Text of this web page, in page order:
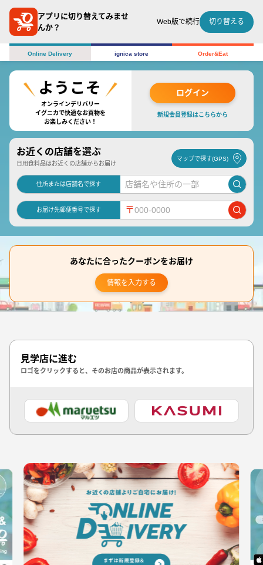
アプリに切り替えてみませ
んか？
Web版で続行 切り替える
Online Delivery ignica store Order&Eat
オンラインデリバリー
イグニカで快適なお買物を
お楽しみください！
ログイン
新規会員登録はこちらから
お近くの店舗を選ぶ
日用食料品はお近くの店舗からお届け
マップで探す(GPS)
住所または店舗名で探す
お届け先郵便番号で探す 〒
あなたに合ったクーポンをお届け
情報を入力する
見学店に進む
ロゴをクリックすると、そのお店の商品が表示されます。